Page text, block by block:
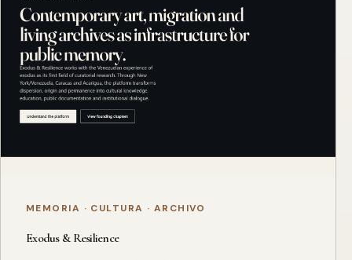
MEMORIA · CULTURA · ARCHIVO
Exodus & Resilience